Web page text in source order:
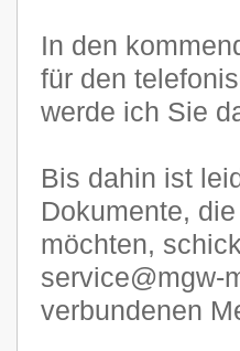
In den
für den
werde ich Sie
Bis dahin ist
Dokumente,
möchten,
service@mgw-
verbundenen